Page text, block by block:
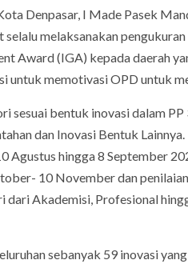
Denpasar, I Made Pasek
melaksanakan
Award (IGA) kepada daerah
untuk memotivasi OPD untuk
sesuai bentuk inovasi dalam
dan Inovasi Bentuk
Agustus hingga 8 September
10 November dan
Akademisi, Profesional
sebanyak 59 inovasi